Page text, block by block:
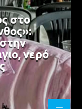
στο
νερό